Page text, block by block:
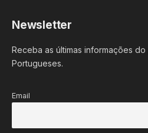
Newsletter
Receba as últimas informações
Portugueses.
Email